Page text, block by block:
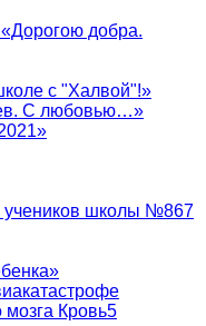
добра.
с "Халвой"!»
С любовью…»
учеников школы №867
мозга Кровь5